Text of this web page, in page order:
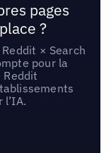
pages
?
× Search
pour la